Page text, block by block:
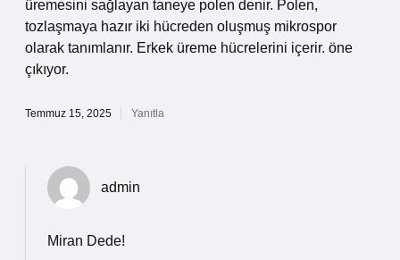
üremesini sağlayan taneye polen denir. Polen,
tozlaşmaya hazır iki hücreden oluşmuş mikrospor
olarak tanımlanır. Erkek üreme hücrelerini içerir. öne
çıkıyor.
Temmuz 15, 2025 Yanıtla
admin
Miran Dede!